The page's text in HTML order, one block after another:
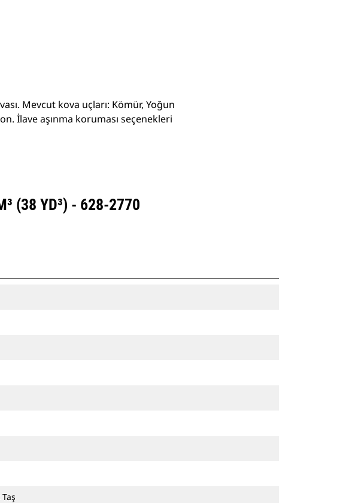
Mevcut kova uçları: Kömür, Yoğun
İlave aşınma koruması seçenekleri
(38 YD³) - 628-2770